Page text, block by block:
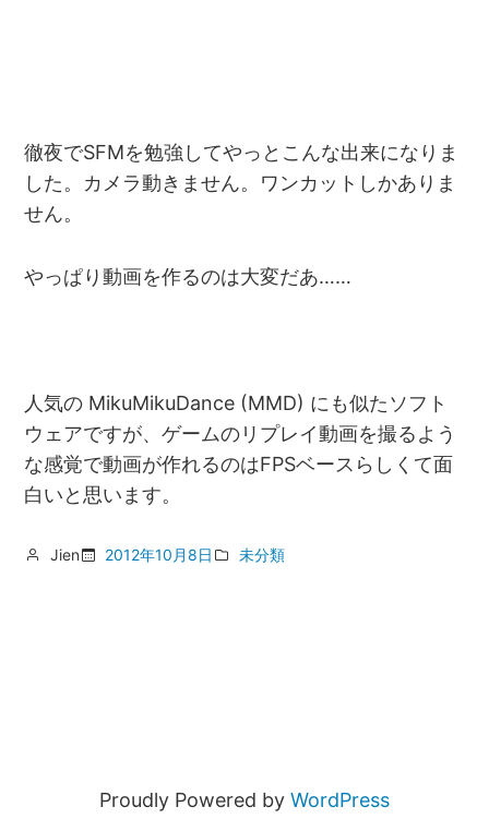
徹夜でSFMを勉強してやっとこんな出来になりま
した。カメラ動きません。ワンカットしかありま
せん。
やっぱり動画を作るのは大変だあ……
人気の MikuMikuDance (MMD) にも似たソフト
ウェアですが、ゲームのリプレイ動画を撮るよう
な感覚で動画が作れるのはFPSベースらしくて面
白いと思います。
Jien 2012年10月8日 未分類
Proudly Powered by WordPress